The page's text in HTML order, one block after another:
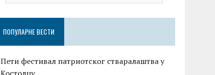
ПОПУЛАРНЕ ВЕСТИ
Пети фестивал патриотског стваралаштва у